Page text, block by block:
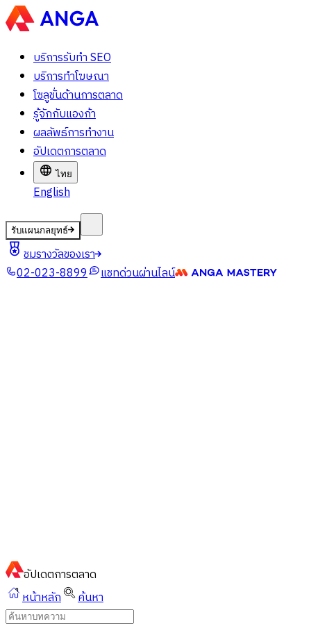
บริการรับทำ SEO
บริการทำโฆษณา
โซลูชั่นด้านการตลาด
รู้จักกับแองก้า
ผลลัพธ์การทำงาน
อัปเดตการตลาด
ไทย
English
รับแผนกลยุทธ์
ชมรางวัลของเรา
02-023-8899
แชทด่วนผ่านไลน์
อัปเดตการตลาด
หน้าหลัก
ค้นหา